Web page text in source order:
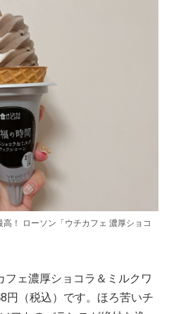
！ ローソン「ウチカフェ 濃厚ショコ
ェ濃厚ショコラ＆ミルクワ
円（税込）です。ほろ苦いチ